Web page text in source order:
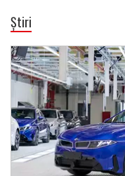
Știri